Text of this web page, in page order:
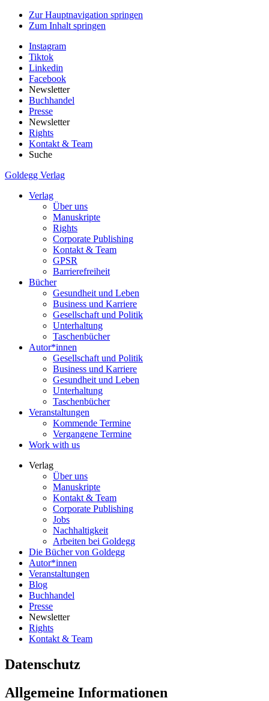
Zur Hauptnavigation springen
Zum Inhalt springen
Instagram
Tiktok
Linkedin
Facebook
Newsletter
Buchhandel
Presse
Newsletter
Rights
Kontakt & Team
Suche
Goldegg Verlag
Verlag
Über uns
Manuskripte
Rights
Corporate Publishing
Kontakt & Team
GPSR
Barrierefreiheit
Bücher
Gesundheit und Leben
Business und Karriere
Gesellschaft und Politik
Unterhaltung
Taschenbücher
Autor*innen
Gesellschaft und Politik
Business und Karriere
Gesundheit und Leben
Unterhaltung
Taschenbücher
Veranstaltungen
Kommende Termine
Vergangene Termine
Work with us
Verlag
Über uns
Manuskripte
Kontakt & Team
Corporate Publishing
Jobs
Nachhaltigkeit
Arbeiten bei Goldegg
Die Bücher von Goldegg
Autor*innen
Veranstaltungen
Blog
Buchhandel
Presse
Newsletter
Rights
Kontakt & Team
Datenschutz
Allgemeine Informationen